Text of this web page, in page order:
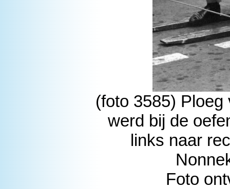
(foto 3585) Ploeg
werd bij de
links naar
Foto